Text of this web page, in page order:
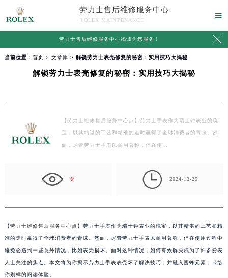
劳力士售后维修服务中心
ROLEX MAINTENANCE

劳力士售后维修服务中心竭诚为您服务！ 
当前位置： 首页 > 文章库 > 解锁劳力士表壳修复的秘密：实用技巧大揭秘
解锁劳力士表壳修复的秘密：实用技巧大揭秘
【劳力士维修售后服务中心点】劳力士手表作为瑞士钟表业的瑰
宝，以其精湛的工艺和精准的走时赢得了全球消费者的青睐。然
而，尽管劳力士手表以耐用著称，但在使…
次  2024-12-25
【劳力士维修售后服务中心点 】劳力士手表作为瑞士钟表业的瑰宝，以其精湛的工艺和精
准的走时赢得了全球消费者的青睐。然而，尽管劳力士手表以耐用著称，但在使用过程中
难免会遇到一些意外情况，比如表壳损坏。面对这种情况，如何有效解决成为了许多爱表
人士关注的焦点。本文将为你揭示劳力士手表表壳坏了解决技巧，并融入蜜蜂元素，带给
你别样的阅读体验。